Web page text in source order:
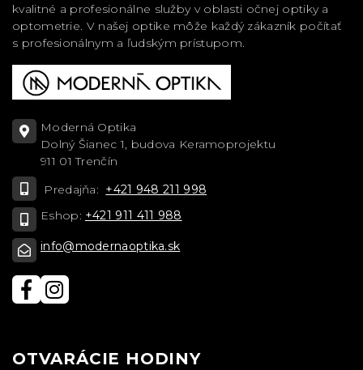
kvalitné a profesionálne služby v oblasti očnej optiky a
optometrie. V našej optike môže každý zákazník počítať
s profesionálnym a ľudským prístupom.
Moderná Optika
Dolný Šianec 1, budova Keramoprojektu
911 01 Trenčín
Predajňa: +421 948 211 998
Eshop: +421 911 411 988
info@modernaoptika.sk
OTVARÁCIE HODINY